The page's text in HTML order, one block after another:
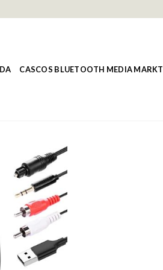
CASCOS BLUETOOTH MEDIA MARKT